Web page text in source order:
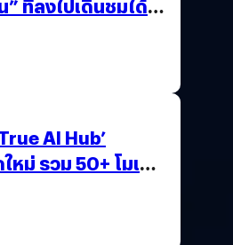
” ที่ลงไปเดินชมได้
AI Hub’
ม่ รวม 50+ โมเดล